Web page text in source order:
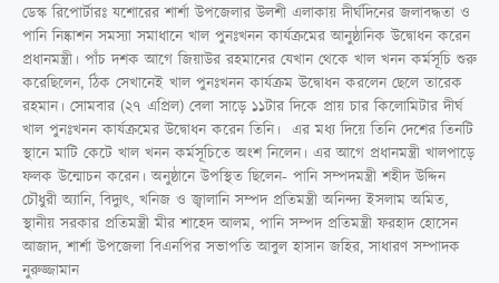
ডেস্ক রিপোর্টারঃ যশোরের শার্শা উপজেলার উলশী এলাকায় দীর্ঘদিনের জলাবদ্ধতা ও
পানি নিষ্কাশন সমস্যা সমাধানে খাল পুনঃখনন কার্যক্রমের আনুষ্ঠানিক উদ্বোধন করেন
প্রধানমন্ত্রী। পাঁচ দশক আগে জিয়াউর রহমানের যেখান থেকে খাল খনন কর্মসূচি শুরু
করেছিলেন, ঠিক সেখানেই খাল পুনঃখনন কার্যক্রম উদ্বোধন করলেন ছেলে তারেক
রহমান। সোমবার (২৭ এপ্রিল) বেলা সাড়ে ১১টার দিকে প্রায় চার কিলোমিটার দীর্ঘ
খাল পুনঃখনন কার্যক্রমের উদ্বোধন করেন তিনি। এর মধ্য দিয়ে তিনি দেশের তিনটি
স্থানে মাটি কেটে খাল খনন কর্মসূচিতে অংশ নিলেন। এর আগে প্রধানমন্ত্রী খালপাড়ে
ফলক উন্মোচন করেন। অনুষ্ঠানে উপস্থিত ছিলেন- পানি সম্পদমন্ত্রী শহীদ উদ্দিন
চৌধুরী অ্যানি, বিদ্যুৎ, খনিজ ও জ্বালানি সম্পদ প্রতিমন্ত্রী অনিন্দ্য ইসলাম অমিত,
স্থানীয় সরকার প্রতিমন্ত্রী মীর শাহেদ আলম, পানি সম্পদ প্রতিমন্ত্রী ফরহাদ হোসেন
আজাদ, শার্শা উপজেলা বিএনপির সভাপতি আবুল হাসান জহির, সাধারণ সম্পাদক
নুরুজ্জামান